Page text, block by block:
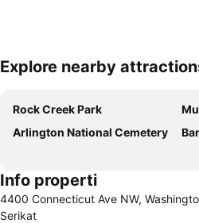
Explore nearby
Rock Creek Park
Arlington National Cemetery
Info properti
4400 Connecticut Ave NW,
Serikat